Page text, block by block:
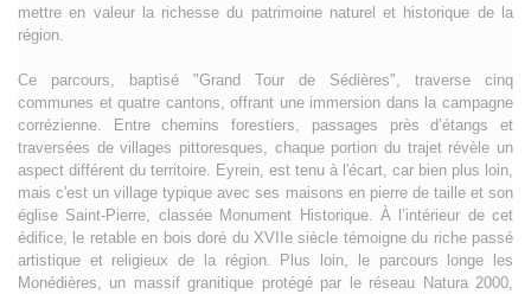
mettre en valeur la richesse du patrimoine naturel et historique de la
région.
Ce parcours, baptisé "Grand Tour de Sédières", traverse cinq
communes et quatre cantons, offrant une immersion dans la campagne
corrézienne. Entre chemins forestiers, passages près d’étangs et
traversées de villages pittoresques, chaque portion du trajet révèle un
aspect différent du territoire. Eyrein, est tenu à l'écart, car bien plus loin,
mais c'est un village typique avec ses maisons en pierre de taille et son
église Saint-Pierre, classée Monument Historique. À l’intérieur de cet
édifice, le retable en bois doré du XVIIe siècle témoigne du riche passé
artistique et religieux de la région. Plus loin, le parcours longe les
Monédières, un massif granitique protégé par le réseau Natura 2000,